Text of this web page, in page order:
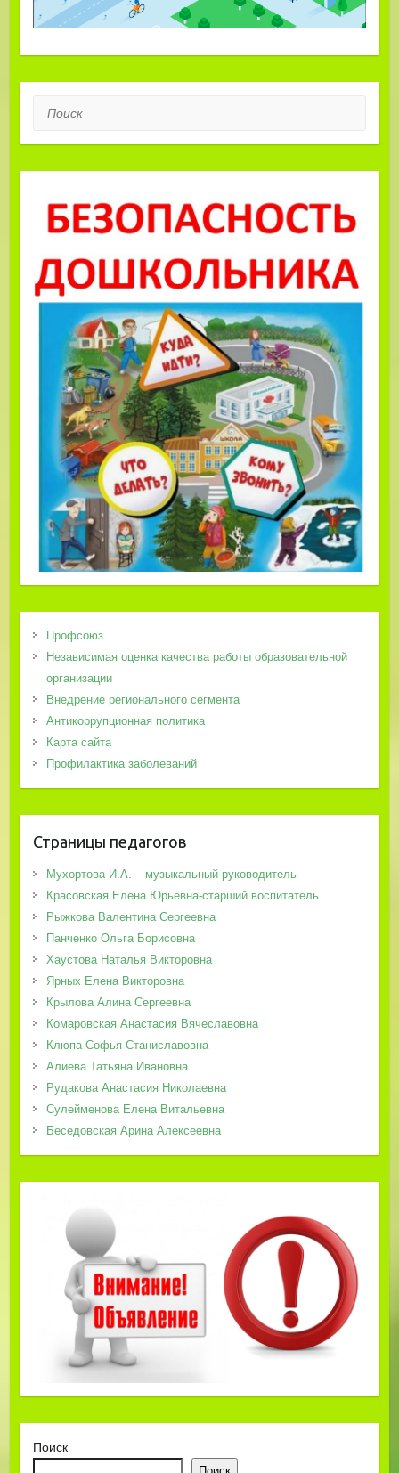
Поиск
Профсоюз
Независимая оценка качества работы образовательной
организации
Внедрение регионального сегмента
Антикоррупционная политика
Карта сайта
Профилактика заболеваний
Страницы педагогов
Мухортова И.А. – музыкальный руководитель
Красовская Елена Юрьевна-старший воспитатель.
Рыжкова Валентина Сергеевна
Панченко Ольга Борисовна
Хаустова Наталья Викторовна
Ярных Елена Викторовна
Крылова Алина Сергеевна
Комаровская Анастасия Вячеславовна
Клюпа Софья Станиславовна
Алиева Татьяна Ивановна
Рудакова Анастасия Николаевна
Сулейменова Елена Витальевна
Беседовская Арина Алексеевна
Поиск